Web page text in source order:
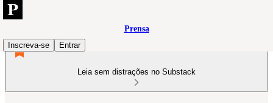
Prensa
Inscreva-se
Entrar
Leia sem distrações no Substack